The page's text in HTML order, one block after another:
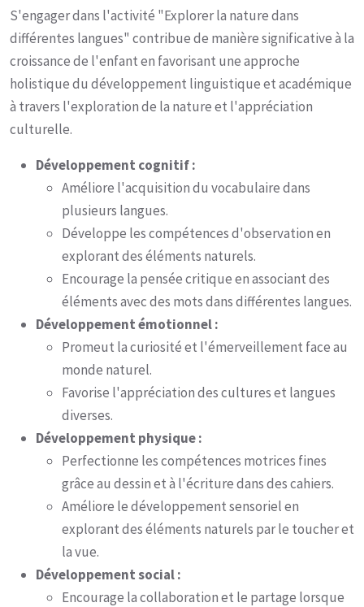
S'engager dans l'activité "Explorer la nature dans
différentes langues" contribue de manière significative à la
croissance de l'enfant en favorisant une approche
holistique du développement linguistique et académique
à travers l'exploration de la nature et l'appréciation
culturelle.
Développement cognitif :
Améliore l'acquisition du vocabulaire dans
plusieurs langues.
Développe les compétences d'observation en
explorant des éléments naturels.
Encourage la pensée critique en associant des
éléments avec des mots dans différentes langues.
Développement émotionnel :
Promeut la curiosité et l'émerveillement face au
monde naturel.
Favorise l'appréciation des cultures et langues
diverses.
Développement physique :
Perfectionne les compétences motrices fines
grâce au dessin et à l'écriture dans des cahiers.
Améliore le développement sensoriel en
explorant des éléments naturels par le toucher et
la vue.
Développement social :
Encourage la collaboration et le partage lorsque